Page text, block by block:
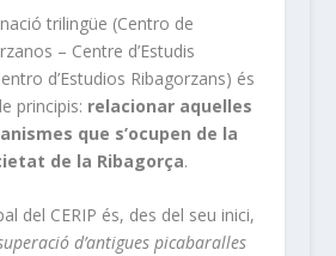
trilingüe (Centro de
– Centre d’Estudis
d’Estudios Ribagorzans) és
principis: relacionar aquelles
que s’ocupen de la
de la Ribagorça.
del CERIP és, des del seu inici,
d’antigues picabaralles